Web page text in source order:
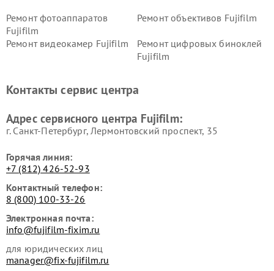
Ремонт фотоаппаратов
Fujifilm
Ремонт объективов Fujifilm
Ремонт видеокамер Fujifilm
Ремонт цифровых биноклей
Fujifilm
Контакты сервис центра
Адрес сервисного центра Fujifilm:
г. Санкт-Петербург, Лермонтовский проспект, 35
Горячая линия:
+7 (812) 426-52-93
Контактный телефон:
8 (800) 100-33-26
Электронная почта:
info@fujifilm-fixim.ru
для юридических лиц
manager@fix-fujifilm.ru